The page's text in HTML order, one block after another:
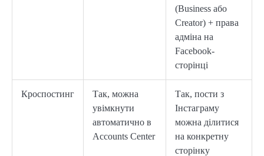
(Business або
Creator) + права
адміна на
Facebook-
сторінці
Кроспостинг
Так, можна
увімкнути
автоматично в
Accounts Center
Так, пости з
Інстаграму
можна ділитися
на конкретну
сторінку